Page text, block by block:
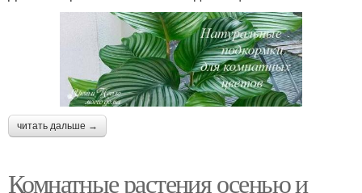
читать дальше →
Комнатные растения осенью и